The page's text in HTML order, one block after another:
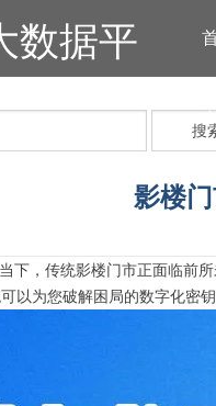
数据平
搜
影楼
，传统影楼门市正面临前
以为您破解困局的数字化密